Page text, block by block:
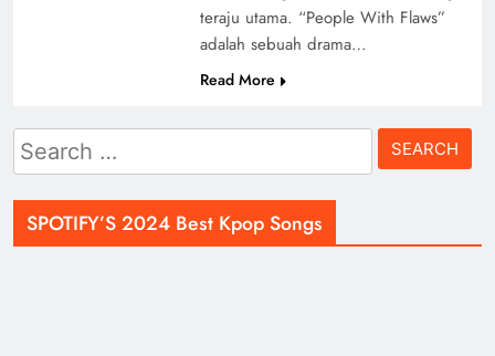
teraju utama. “People With Flaws”
adalah sebuah drama…
Read More
Search
for:
SPOTIFY’S 2024 Best Kpop Songs